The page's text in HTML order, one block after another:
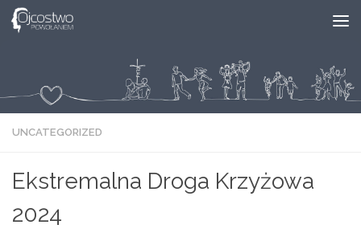
Skip to content
UNCATEGORIZED
Ekstremalna Droga Krzyżowa
2024